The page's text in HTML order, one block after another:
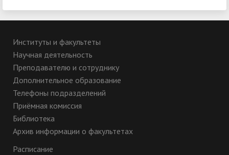
Институты и факультеты
Научная деятельность
Преподавателю и сотруднику
Дополнительное образование
Телефоны подразделений
Приёмная комиссия
Библиотека
Архив информации о факультетах
Расписание